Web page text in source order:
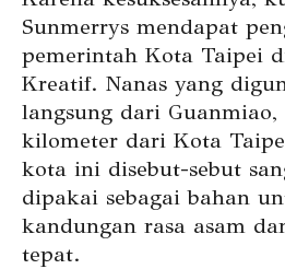
Sunmerrys mendapat
pemerintah Kota Taipei
Kreatif. Nanas yang
langsung dari Guanmiao,
kilometer dari Kota
kota ini disebut-sebut
dipakai sebagai bahan
kandungan rasa asam
tepat.